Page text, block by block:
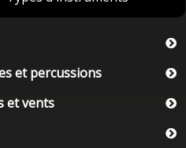
et percussions
et vents